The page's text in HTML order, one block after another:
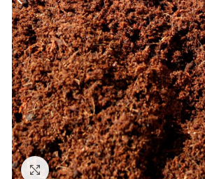
Click to enlarge